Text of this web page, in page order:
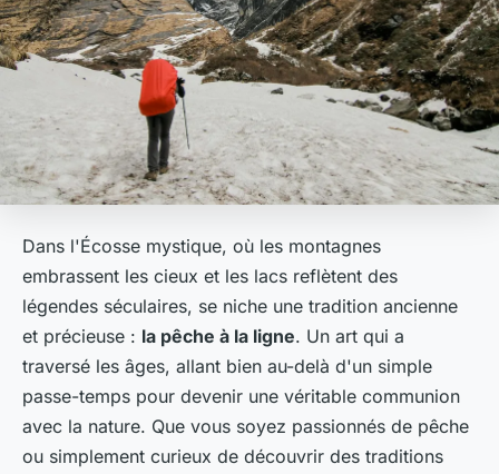
Dans l'Écosse mystique, où les montagnes
embrassent les cieux et les lacs reflètent des
légendes séculaires, se niche une tradition ancienne
et précieuse : la pêche à la ligne. Un art qui a
traversé les âges, allant bien au-delà d'un simple
passe-temps pour devenir une véritable communion
avec la nature. Que vous soyez passionnés de pêche
ou simplement curieux de découvrir des traditions